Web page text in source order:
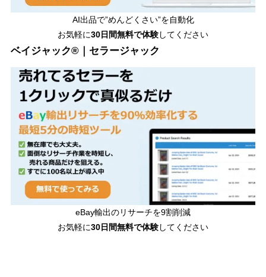
AI出品で”めんどくさい”を自動化
お気軽に30日間無料で体験してください
ベイジャック®｜セラージャック
eBay輸出のリサーチを9割削減
お気軽に30日間無料で体験してください